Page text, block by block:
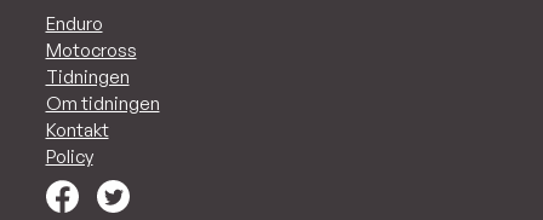
Enduro
Motocross
Tidningen
Om tidningen
Kontakt
Policy